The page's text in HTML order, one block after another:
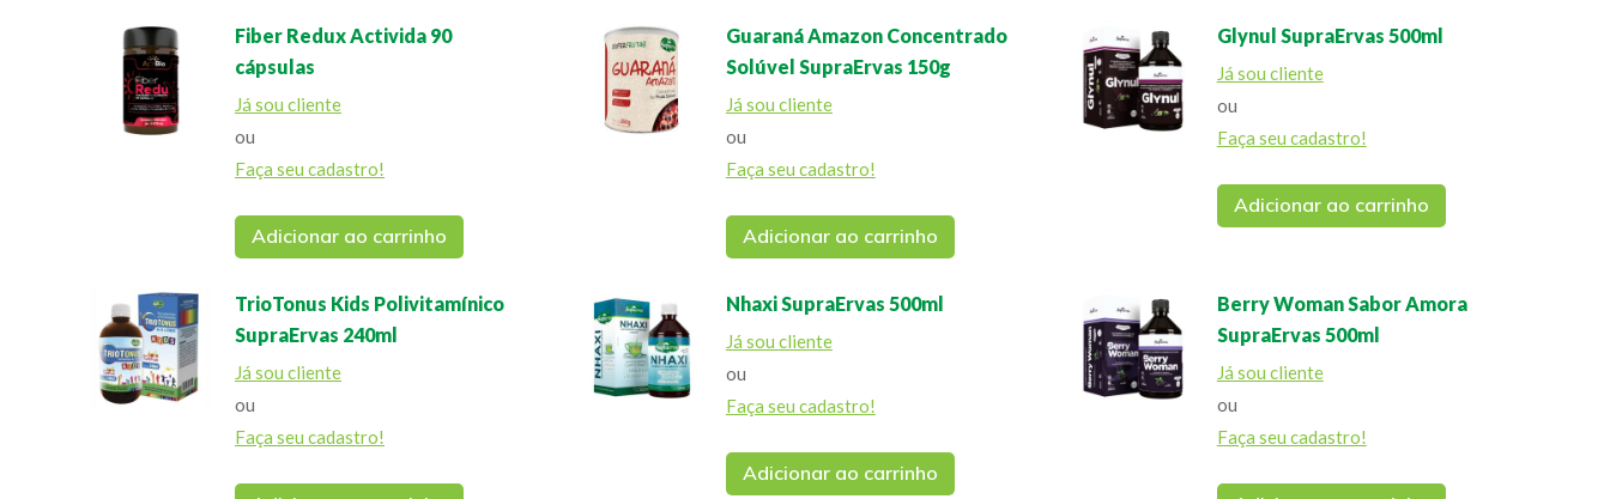
Fiber Redux Activida 90
cápsulas
Já sou cliente
ou
Faça seu cadastro!
Adicionar ao carrinho
Guaraná Amazon Concentrado
Solúvel SupraErvas 150g
Já sou cliente
ou
Faça seu cadastro!
Adicionar ao carrinho
Glynul SupraErvas 500ml
Já sou cliente
ou
Faça seu cadastro!
Adicionar ao carrinho
TrioTonus Kids Polivitamínico
SupraErvas 240ml
Já sou cliente
ou
Faça seu cadastro!
Nhaxi SupraErvas 500ml
Já sou cliente
ou
Faça seu cadastro!
Adicionar ao carrinho
Berry Woman Sabor Amora
SupraErvas 500ml
Já sou cliente
ou
Faça seu cadastro!